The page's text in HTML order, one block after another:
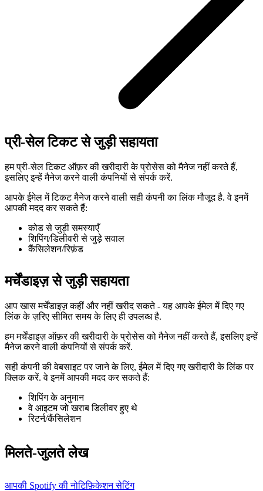
प्री-सेल टिकट से जुड़ी सहायता
हम प्री-सेल टिकट ऑफ़र की खरीदारी के प्रोसेस को मैनेज नहीं करते हैं,
इसलिए इन्हें मैनेज करने वाली कंपनियों से संपर्क करें.
आपके ईमेल में टिकट मैनेज करने वाली सही कंपनी का लिंक मौजूद है. वे इनमें
आपकी मदद कर सकते हैं:
कोड से जुड़ी समस्याएँ
शिपिंग/डिलीवरी से जुड़े सवाल
कैंसिलेशन/रिफ़ंड
मर्चेंडाइज़ से जुड़ी सहायता
आप खास मर्चेंडाइज़ कहीं और नहीं खरीद सकते - यह आपके ईमेल में दिए गए
लिंक के ज़रिए सीमित समय के लिए ही उपलब्ध है.
हम मर्चेंडाइज़ ऑफ़र की खरीदारी के प्रोसेस को मैनेज नहीं करते हैं, इसलिए इन्हें
मैनेज करने वाली कंपनियों से संपर्क करें.
सही कंपनी की वेबसाइट पर जाने के लिए, ईमेल में दिए गए खरीदारी के लिंक पर
क्लिक करें. वे इनमें आपकी मदद कर सकते हैं:
शिपिंग के अनुमान
वे आइटम जो खराब डिलीवर हुए थे
रिटर्न/कैंसिलेशन
मिलते-जुलते लेख
आपकी Spotify की नोटिफ़िकेशन सेटिंग